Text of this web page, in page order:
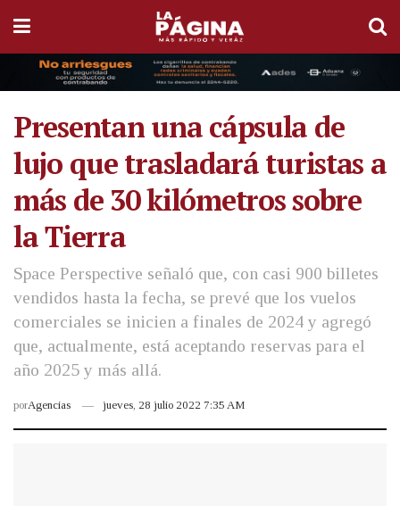
Presentan una cápsula de
lujo que trasladará turistas a
más de 30 kilómetros sobre
la Tierra
Space Perspective señaló que, con casi 900 billetes
vendidos hasta la fecha, se prevé que los vuelos
comerciales se inicien a finales de 2024 y agregó
que, actualmente, está aceptando reservas para el
año 2025 y más allá.
porAgencias jueves, 28 julio 2022 7:35 AM